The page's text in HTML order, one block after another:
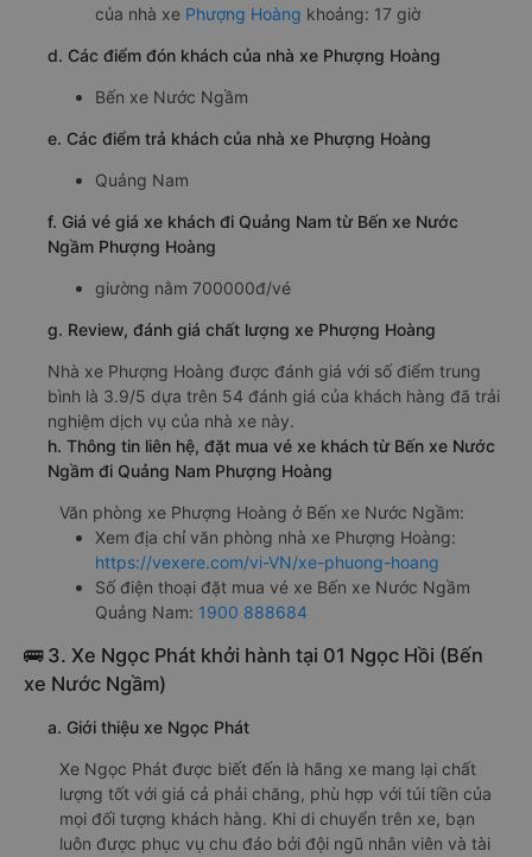
của nhà xe Phượng Hoàng khoảng: 17 giờ
d. Các điểm đón khách của nhà xe Phượng Hoàng
Bến xe Nước Ngầm
e. Các điểm trả khách của nhà xe Phượng Hoàng
Quảng Nam
f. Giá vé giá xe khách đi Quảng Nam từ Bến xe Nước
Ngầm Phượng Hoàng
giường nằm 700000đ/vé
g. Review, đánh giá chất lượng xe Phượng Hoàng
Nhà xe Phượng Hoàng được đánh giá với số điểm trung
bình là 3.9/5 dựa trên 54 đánh giá của khách hàng đã trải
nghiệm dịch vụ của nhà xe này.
h. Thông tin liên hệ, đặt mua vé xe khách từ Bến xe Nước
Ngầm đi Quảng Nam Phượng Hoàng
Văn phòng xe Phượng Hoàng ở Bến xe Nước Ngầm:
Xem địa chỉ văn phòng nhà xe Phượng Hoàng:
https://vexere.com/vi-VN/xe-phuong-hoang
Số điện thoại đặt mua vé xe Bến xe Nước Ngầm
Quảng Nam: 1900 888684
🚌 3. Xe Ngọc Phát khởi hành tại 01 Ngọc Hồi (Bến
xe Nước Ngầm)
a. Giới thiệu xe Ngọc Phát
Xe Ngọc Phát được biết đến là hãng xe mang lại chất
lượng tốt với giá cả phải chăng, phù hợp với túi tiền của
mọi đối tượng khách hàng. Khi di chuyển trên xe, bạn
luôn được phục vụ chu đáo bởi đội ngũ nhân viên và tài